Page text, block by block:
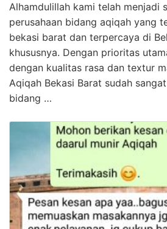
Alhamdulillah kami telah menjadi
perusahaan bidang aqiqah yang
bekasi barat dan terpercaya di
khususnya. Dengan prioritas
dengan kualitas rasa dan textur
Aqiqah Bekasi Barat sudah
bidang …